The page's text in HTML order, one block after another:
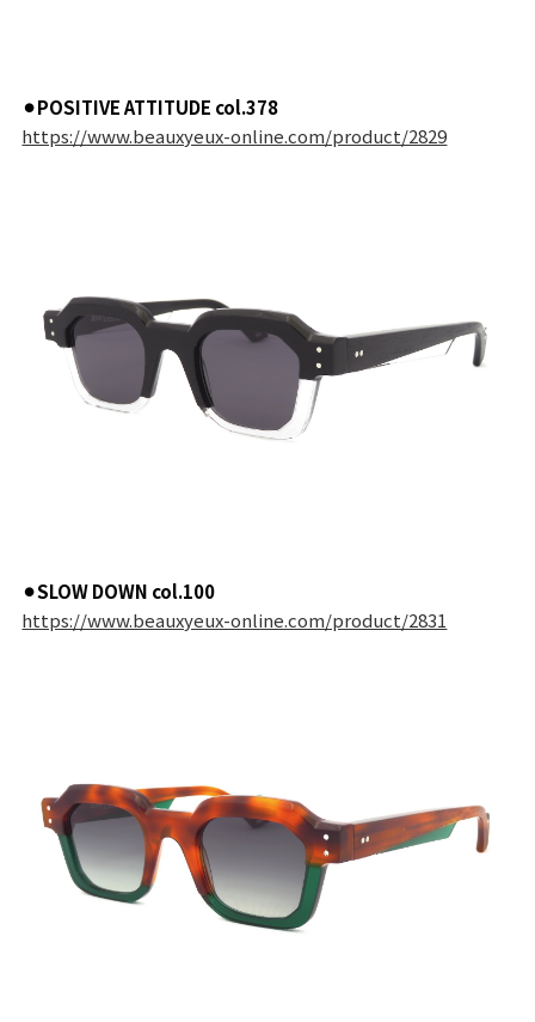
⚫︎POSITIVE ATTITUDE col.378
https://www.beauxyeux-online.com/product/2829
⚫︎SLOW DOWN col.100
https://www.beauxyeux-online.com/product/2831